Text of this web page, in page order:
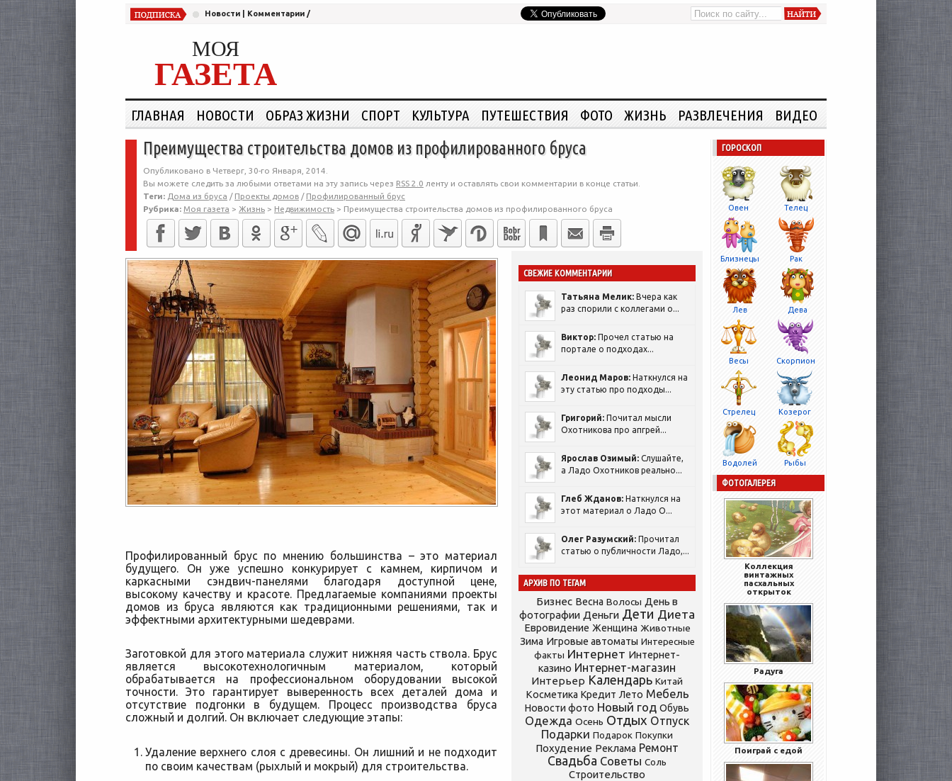
Новости Комментарии /
МОЯ
ГАЗЕТА
ГЛАВНАЯ НОВОСТИ ОБРАЗ ЖИЗНИ СПОРТ КУЛЬТУРА ПУТЕШЕСТВИЯ ФОТО ЖИЗНЬ РАЗВЛЕЧЕНИЯ ВИДЕО
Преимущества строительства домов из профилированного бруса
Опубликовано в Четверг, 30-го Января, 2014.
Вы можете следить за любыми ответами на эту запись через RSS 2.0 ленту и оставлять свои комментарии в конце статьи.
Теги: Дома из бруса / Проекты домов / Профилированный брус
Рубрика: Моя газета > Жизнь > Недвижимость > Преимущества строительства домов из профилированного бруса
Профилированный брус по мнению большинства – это материал
будущего. Он уже успешно конкурирует с камнем, кирпичом и
каркасными сэндвич-панелями благодаря доступной цене,
высокому качеству и красоте. Предлагаемые компаниями проекты
домов из бруса являются как традиционными решениями, так и
эффектными архитектурными шедеврами.
Заготовкой для этого материала служит нижняя часть ствола. Брус
является высокотехнологичным материалом, который
обрабатывается на профессиональном оборудовании высокой
точности. Это гарантирует выверенность всех деталей дома и
отсутствие подгонки в будущем. Процесс производства бруса
сложный и долгий. Он включает следующие этапы:
Удаление верхнего слоя с древесины. Он лишний и не подходит
по своим качествам (рыхлый и мокрый) для строительства.
СВЕЖИЕ КОММЕНТАРИИ
Татьяна Мелик: Вчера как
раз спорили с коллегами о...
Виктор: Прочел статью на
портале о подходах...
Леонид Маров: Наткнулся на
эту статью про подходы...
Григорий: Почитал мысли
Охотникова про апгрей...
Ярослав Озимый: Слушайте,
а Ладо Охотников реально...
Глеб Жданов: Наткнулся на
этот материал о Ладо О...
Олег Разумский: Прочитал
статью о публичности Ладо,...
АРХИВ ПО ТЕГАМ
Бизнес Весна Волосы День в
фотографии Деньги Дети Диета
Евровидение Женщина Животные
Зима Игровые автоматы Интересные
факты Интернет Интернет-
казино Интернет-магазин
Интерьер Календарь Китай
Косметика Кредит Лето Мебель
Новости фото Новый год Обувь
Одежда Осень Отдых Отпуск
Подарки Подарок Покупки
Похудение Реклама Ремонт
Свадьба Советы Соль
Строительство
ГОРОСКОП
Овен Телец
Близнецы Рак
Лев Дева
Весы Скорпион
Стрелец Козерог
Водолей Рыбы
ФОТОГАЛЕРЕЯ
Коллекция
винтажных
пасхальных
открыток
Радуга
Поиграй с едой